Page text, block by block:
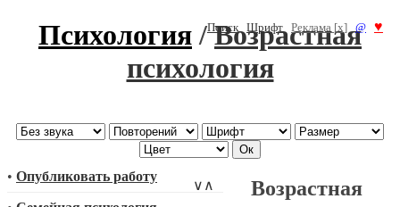
Поиск Шрифт Реклама [x] @ ♥
Психология/Возрастная
психология
∨ ∧
• Опубликовать работу
Возрастная